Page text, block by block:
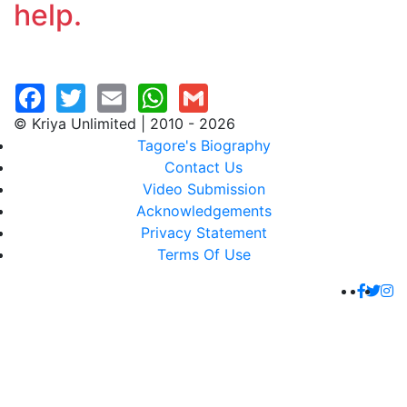
help.
© Kriya Unlimited | 2010 - 2026
Tagore's Biography
Contact Us
Video Submission
Acknowledgements
Privacy Statement
Terms Of Use